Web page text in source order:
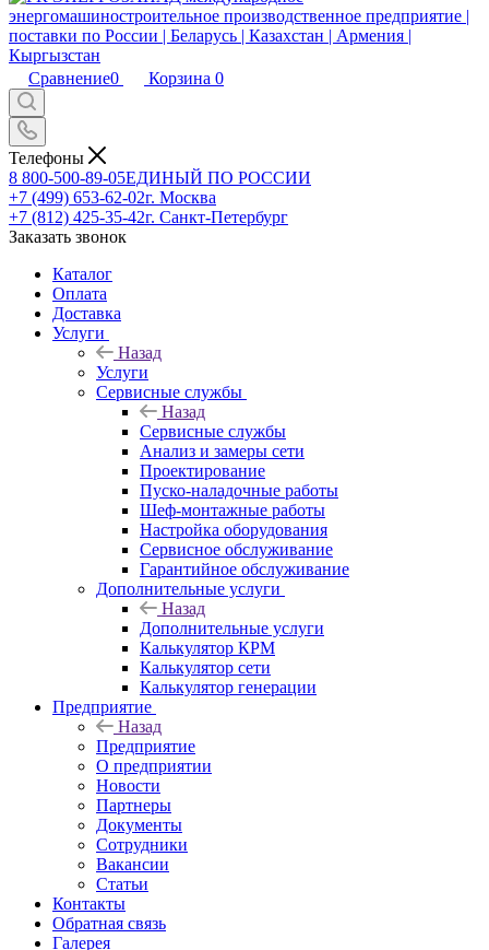
Сравнение0 Корзина 0
Телефоны
8 800-500-89-05ЕДИНЫЙ ПО РОССИИ
+7 (499) 653-62-02г. Москва
+7 (812) 425-35-42г. Санкт-Петербург
Заказать звонок
Каталог
Оплата
Доставка
Услуги
Назад
Услуги
Сервисные службы
Назад
Сервисные службы
Анализ и замеры сети
Проектирование
Пуско-наладочные работы
Шеф-монтажные работы
Настройка оборудования
Сервисное обслуживание
Гарантийное обслуживание
Дополнительные услуги
Назад
Дополнительные услуги
Калькулятор КРМ
Калькулятор сети
Калькулятор генерации
Предприятие
Назад
Предприятие
О предприятии
Новости
Партнеры
Документы
Сотрудники
Вакансии
Статьи
Контакты
Обратная связь
Галерея